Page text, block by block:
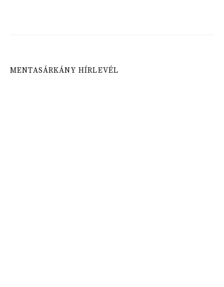
MENTASÁRKÁNY HÍRLEVÉL